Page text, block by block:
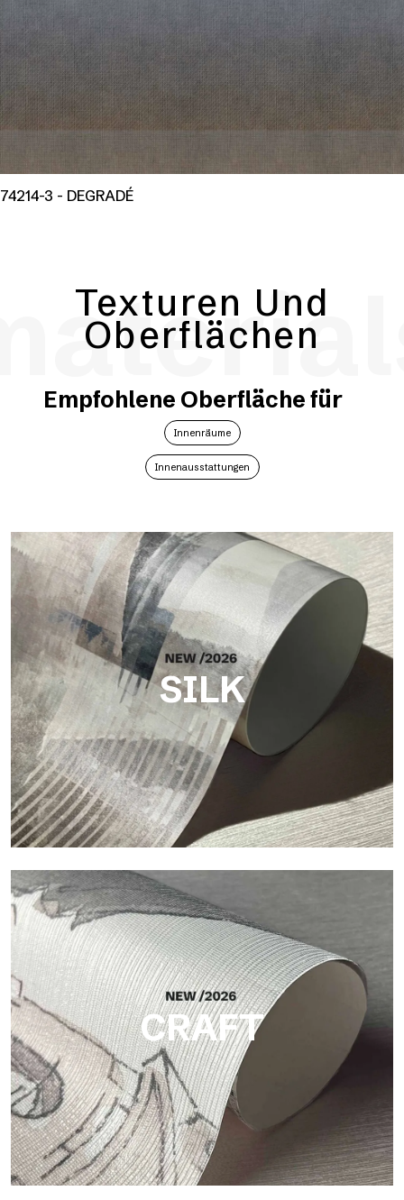
74214-3 - DEGRADÉ
Texturen Und
Oberflächen
Empfohlene Oberfläche für
Innenräume
Innenausstattungen
SILK
Silk
Helle und elegante Oberfläche mit feiner vertikaler Struktur,
die das Licht reflektiert und der Fläche Tiefe verleiht.
CRAFT